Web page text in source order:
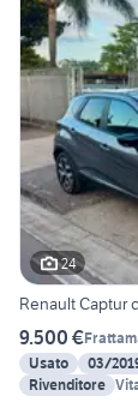
24
Renault Captur
9.500 €
Usato
03/
Rivenditore